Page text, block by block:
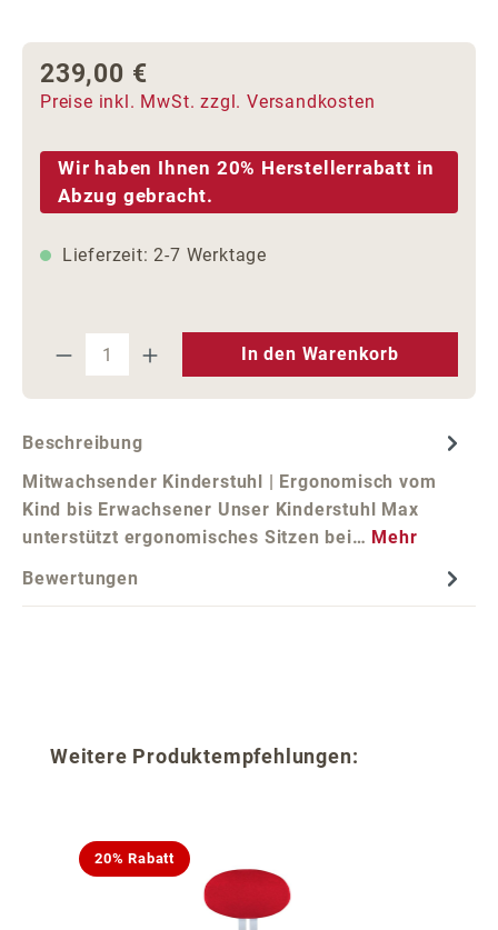
Regulärer Preis:
239,00 €
Preise inkl. MwSt. zzgl. Versandkosten
Wir haben Ihnen 20% Herstellerrabatt in
Abzug gebracht.
Lieferzeit: 2-7 Werktage
Produkt Anzahl: Gib den
In den Warenkorb
Beschreibung
Mitwachsender Kinderstuhl | Ergonomisch vom
Kind bis Erwachsener Unser Kinderstuhl Max
unterstützt ergonomisches Sitzen bei… Mehr
Bewertungen
Produktgalerie überspringen
Weitere Produktempfehlungen:
20% Rabatt